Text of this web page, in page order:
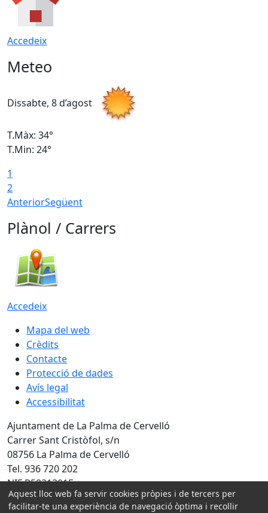
Accedeix
Meteo
Dissabte, 8 d’agost
T.Màx: 34°
T.Min: 24°
1
2
AnteriorSegüent
Plànol / Carrers
Accedeix
Mapa del web
Crèdits
Contacte
Protecció de dades
Avís legal
Accessibilitat
Ajuntament de La Palma de Cervelló
Carrer Sant Cristòfol, s/n
08756 La Palma de Cervelló
Tel. 936 720 202
NIF P5831301F
Amb la col·laboració de:
Aquest lloc web fa servir cookies pròpies i de tercers per
facilitar-te una experiència de navegació òptima i recollir